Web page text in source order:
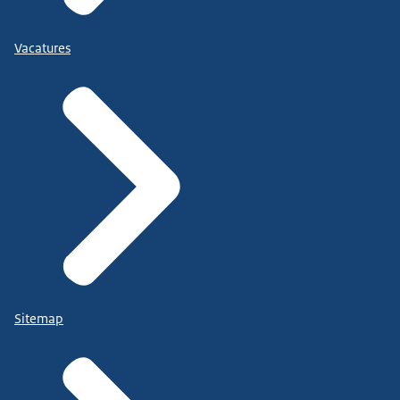
Vacatures
Sitemap